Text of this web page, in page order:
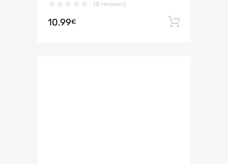
(0 reviews)
10.99€